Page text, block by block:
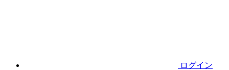
ログイン